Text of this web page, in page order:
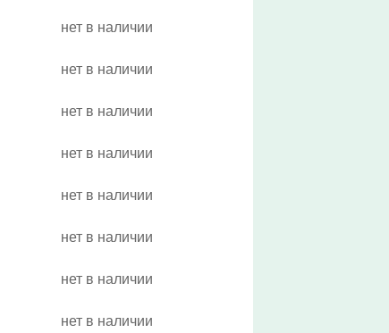
нет в наличии
нет в наличии
нет в наличии
нет в наличии
нет в наличии
нет в наличии
нет в наличии
нет в наличии